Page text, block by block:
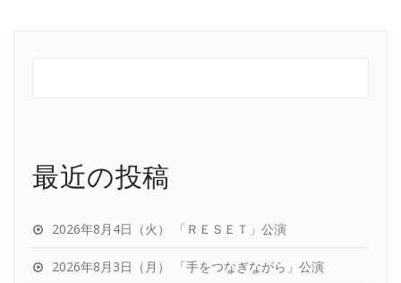
最近の投稿
2026年8月4日（火） 「ＲＥＳＥＴ」公演
2026年8月3日（月） 「手をつなぎながら」公演